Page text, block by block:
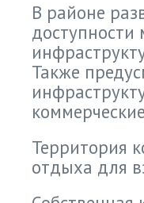
В районе
доступности
Также
Территория
отдыха для